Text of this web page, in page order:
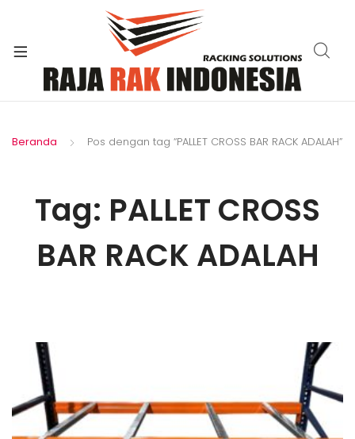
Beranda Pos dengan tag “PALLET CROSS BAR RACK ADALAH”
Tag: PALLET CROSS
BAR RACK ADALAH